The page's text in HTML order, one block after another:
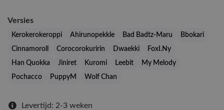
Versies
Kerokerokeroppi Ahirunopekkle Bad Badtz-Maru
Bbokari
Cinnamoroll
Corocorokuririn Dwaekki
FoxI.Ny
Han Quokka
Jiniret Kuromi Leebit
My Melody
Pochacco
PuppyM Wolf Chan
Levertijd: 2-3 weken